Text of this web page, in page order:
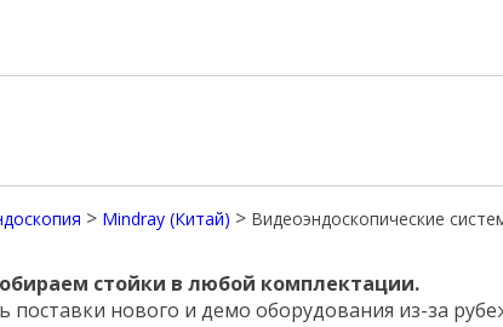
> Mindray (Китай) > Видеоэндоскопические
стойки в любой комплектации.
поставки нового и демо оборудования из-за